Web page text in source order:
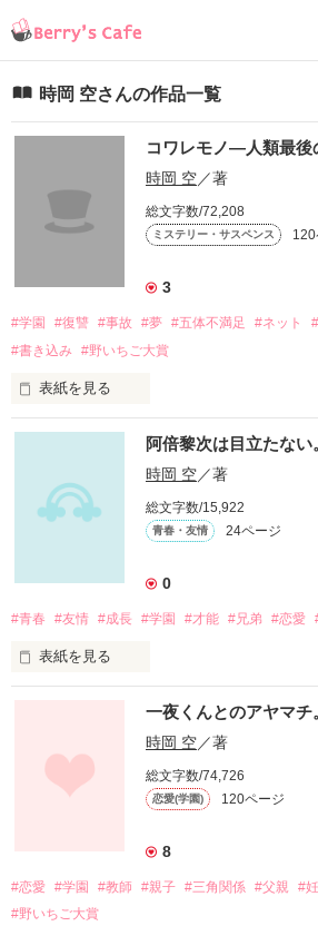
時岡 空さんの作品一覧
コワレモノ―人類最
時岡 空／著
総文字数/72,208
ミステリー・サスペンス 120
3
#学園 #復讐 #事故 #夢 #五体不満足 #ネット
#書き込み #野いちご大賞
表紙を見る
私は、クラスメートに夢を壊された。
その時、気づいた。
この世の中は理不尽すぎる、と。
人間は、平等なのだから。
読者数10突破
2015/8/3
PV数40000突破
阿倍黎次は目立たない
時岡 空／著
総文字数/15,922
青春・友情 24ページ
0
#青春 #友情 #成長 #学園 #才能 #兄弟 #恋愛
表紙を見る
何をするにあたっても、人並み、まあま
俺の人生はずっとそんな感じだった。
だが、それが重大な問題であることに気
これは、闇の中に目覚めた彼が、光を掴
一夜くんとのアヤマチ
時岡 空／著
総文字数/74,726
恋愛(学園) 120ページ
8
#恋愛 #学園 #教師 #親子 #三角関係 #父親 #
#野いちご大賞